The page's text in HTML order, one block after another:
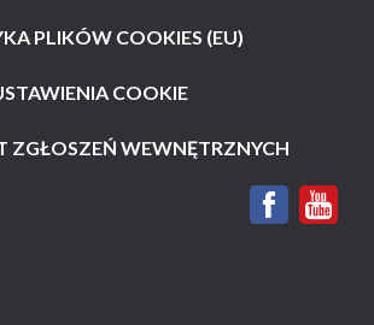
PLIKÓW COOKIES (EU)
COOKIE
ZGŁOSZEŃ WEWNĘTRZNYCH